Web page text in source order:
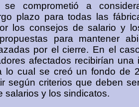
se comprometió a
plazo para todas las
los consejos de salario y
para mantener
por el cierre. En el
afectados recibirían una
lo cual se creó un fondo de
según criterios que deben
salarios y los sindicatos.